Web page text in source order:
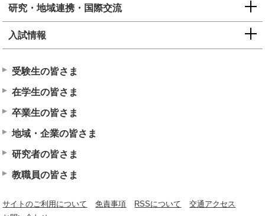
研究・地域連携・国際交流
入試情報
受験生の皆さま
在学生の皆さま
卒業生の皆さま
地域・企業の皆さま
研究者の皆さま
教職員の皆さま
サイトのご利用について 免責事項 RSSについて
交通アクセス